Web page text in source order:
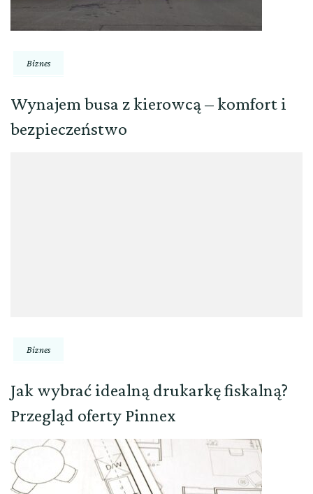
Biznes
Wynajem busa z kierowcą – komfort i
bezpieczeństwo
Biznes
Jak wybrać idealną drukarkę fiskalną?
Przegląd oferty Pinnex